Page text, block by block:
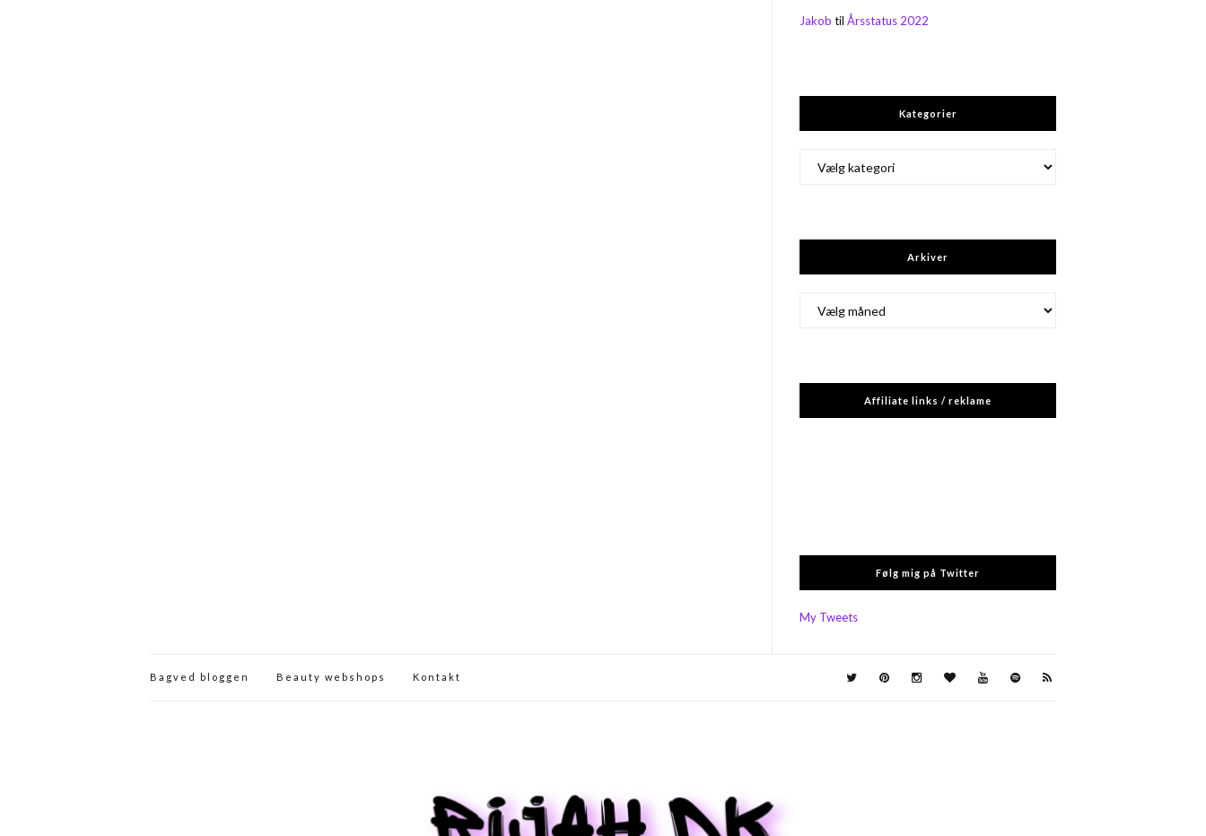
Jakob tilÅrsstatus 2022
Kategorier
Arkiver
Affiliate links / reklame
Følg mig på Twitter
My Tweets
Bagved bloggen Beauty webshops Kontakt